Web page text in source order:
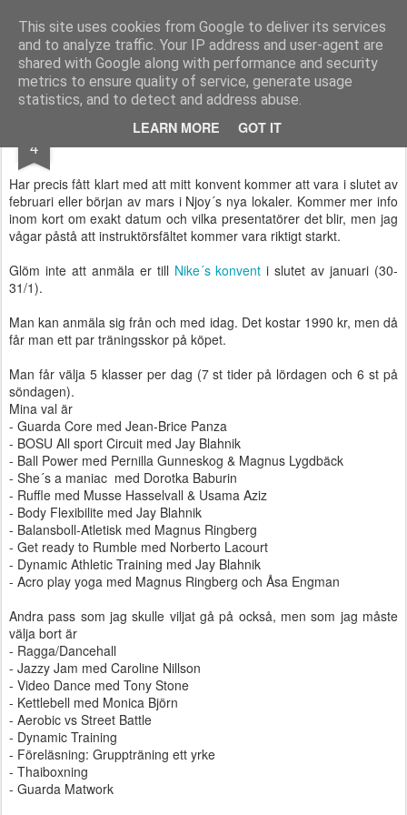
This site uses cookies from Google to deliver its services
and to analyze traffic. Your IP address and user-agent are
shared with Google along with performance and security
metrics to ensure quality of service, generate usage
statistics, and to detect and address abuse.
LEARN MORE GOT IT
Functional Fitness by Mattias - Träningsinspiration & träningsfilmer
Pages
4 Nike Konvent
Har precis fått klart med att mitt konvent kommer att vara i slutet av
februari eller början av mars i Njoy´s nya lokaler. Kommer mer info
inom kort om exakt datum och vilka presentatörer det blir, men jag
vågar påstå att instruktörsfältet kommer vara riktigt starkt.
Glöm inte att anmäla er till Nike´s konvent i slutet av januari (30-
31/1).
Man kan anmäla sig från och med idag. Det kostar 1990 kr, men då
får man ett par träningsskor på köpet.
Man får välja 5 klasser per dag (7 st tider på lördagen och 6 st på
söndagen).
Mina val är
- Guarda Core med Jean-Brice Panza
- BOSU All sport Circuit med Jay Blahnik
- Ball Power med Pernilla Gunneskog & Magnus Lygdbäck
- She´s a maniac med Dorotka Baburin
- Ruffle med Musse Hasselvall & Usama Aziz
- Body Flexibilite med Jay Blahnik
- Balansboll-Atletisk med Magnus Ringberg
- Get ready to Rumble med Norberto Lacourt
- Dynamic Athletic Training med Jay Blahnik
- Acro play yoga med Magnus Ringberg och Åsa Engman
Andra pass som jag skulle viljat gå på också, men som jag måste
välja bort är
- Ragga/Dancehall
- Jazzy Jam med Caroline Nillson
- Video Dance med Tony Stone
- Kettlebell med Monica Björn
- Aerobic vs Street Battle
- Dynamic Training
- Föreläsning: Gruppträning ett yrke
- Thaiboxning
- Guarda Matwork